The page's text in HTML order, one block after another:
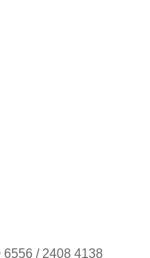
6556 / 2408 4138